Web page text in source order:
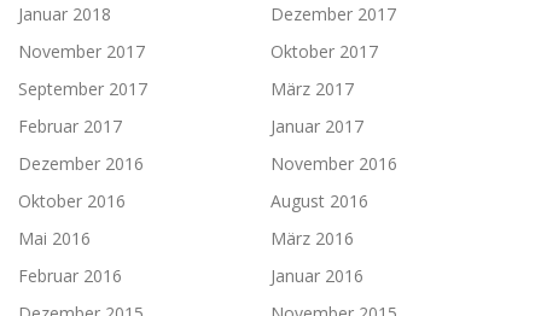
Januar 2018
Dezember 2017
November 2017
Oktober 2017
September 2017
März 2017
Februar 2017
Januar 2017
Dezember 2016
November 2016
Oktober 2016
August 2016
Mai 2016
März 2016
Februar 2016
Januar 2016